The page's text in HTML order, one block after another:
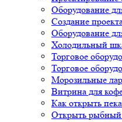
Оборудование
Создание
Оборудование
Холодильный
Торговое
Торговое
Морозильные
Витрина для
Как открыть
Открыть рыбный